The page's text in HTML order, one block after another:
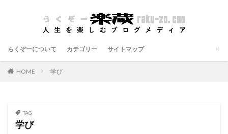
らくぞーについて カテゴリー サイトマップ
HOME 学び
TAG
学び